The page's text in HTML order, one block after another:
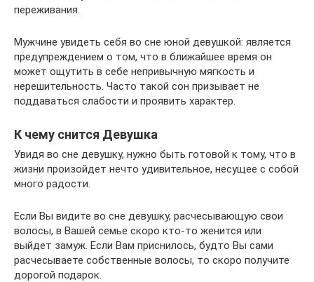
переживания.
Мужчине увидеть себя во сне юной девушкой: является
предупреждением о том, что в ближайшее время он
может ощутить в себе непривычную мягкость и
нерешительность. Часто такой сон призывает не
поддаваться слабости и проявить характер.
К чему снится Девушка
Увидя во сне девушку, нужно быть готовой к тому, что в
жизни произойдет нечто удивительное, несущее с собой
много радости.
Если Вы видите во сне девушку, расчесывающую свои
волосы, в Вашей семье скоро кто-то женится или
выйдет замуж. Если Вам приснилось, будто Вы сами
расчесываете собственные волосы, то скоро получите
дорогой подарок.